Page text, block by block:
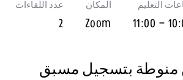
التعليم
10:00
المكان
Zoom
عدد اللقاءات
2
منوطة بتسجيل مسبق